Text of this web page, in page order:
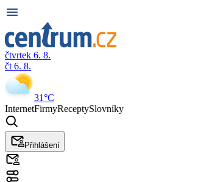
čtvrtek 6. 8.
čt 6. 8.
31°C
InternetFirmyReceptySlovníky
Přihlášení